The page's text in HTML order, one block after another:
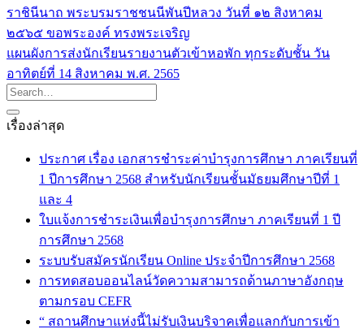
ราชินีนาถ พระบรมราชชนนีพันปีหลวง วันที่ ๑๒ สิงหาคม
๒๕๖๕ ขอพระองค์ ทรงพระเจริญ
แผนผังการส่งนักเรียนรายงานตัวเข้าหอพัก ทุกระดับชั้น วัน
อาทิตย์ที่ 14 สิงหาคม พ.ศ. 2565
เรื่องล่าสุด
ประกาศ เรื่อง เอกสารชำระค่าบำรุงการศึกษา ภาคเรียนที่
1 ปีการศึกษา 2568 สำหรับนักเรียนชั้นมัธยมศึกษาปีที่ 1
และ 4
ใบแจ้งการชำระเงินเพื่อบำรุงการศึกษา ภาคเรียนที่ 1 ปี
การศึกษา 2568
ระบบรับสมัครนักเรียน Online ประจำปีการศึกษา 2568
การทดสอบออนไลน์วัดความสามารถด้านภาษาอังกฤษ
ตามกรอบ CEFR
“ สถานศึกษาแห่งนี้ไม่รับเงินบริจาคเพื่อแลกกับการเข้า